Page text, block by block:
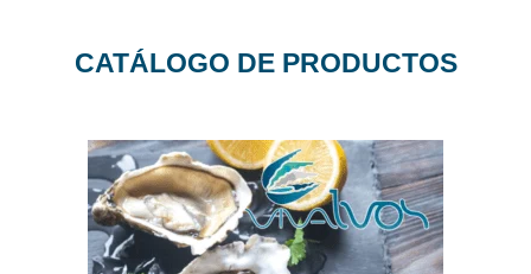
CATÁLOGO DE PRODUCTOS